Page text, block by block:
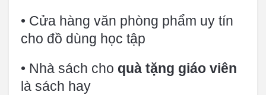
• Cửa hàng văn phòng phẩm uy tín
cho đồ dùng học tập
• Nhà sách cho quà tặng giáo viên
là sách hay